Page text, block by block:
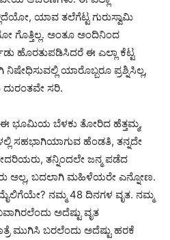
ಯಾವ ತಲೆಗೆಟ್ಟ ಗುರುಸ್ವಾಮಿ
ಗೊತ್ತಿಲ್ಲ. ಅಂತೂ ಅಂದಿನಿಂದ
ಹೊರತುಪಡಿಸಿದರೆ ಈ ಎಲ್ಲಾ ಕೆಟ್ಟ
ನಿಷೇಧಿಸುವಲ್ಲಿ ಯಾರೊಬ್ಬರೂ ಪ್ರಶ್ನಿಸಿಲ್ಲ,
ದುರಂತವೇ ಸರಿ.
ಈ ಭೂಮಿಯ ಬೆಳಕು ತೋರಿದ ಹೆತ್ತಮ್ಮ,
ಸಹಭಾಗಿಯಾಗುವ ಹೆಂಡತಿ, ತನ್ನದೇ
ತನ್ನಿಂದಲೇ ಜನ್ಮ ಪಡೆದ
ಅಲ್ಲ, ಬದಲಾಗಿ ಮಹಿಳೆಯರೇ ಎನ್ನೋಣ.
ನಮ್ಮ 48 ದಿನಗಳ ವೃತ. ನಮ್ಮ
ಅದೆಷ್ಟು ವೃತ
ಮುಗಿಸಿ ಬರಲೆಂದು ಅದೆಷ್ಟು ಹರಕೆ